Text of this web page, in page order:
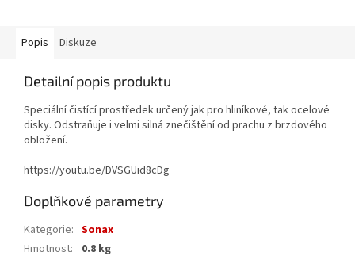
Popis Diskuze
Detailní popis produktu
Speciální čistící prostředek určený jak pro hliníkové, tak ocelové
disky. Odstraňuje i velmi silná znečištění od prachu z brzdového
obložení.
https://youtu.be/DVSGUid8cDg
Doplňkové parametry
Kategorie: Sonax
Hmotnost: 0.8 kg